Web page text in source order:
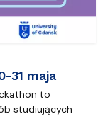
31 maja
to
studiujących